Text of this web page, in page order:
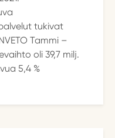
tukivat
Tammi –
oli 39,7 milj.
5,4 %